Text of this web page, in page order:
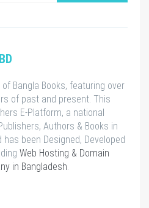
Bangla Books, featuring over
of past and present. This
E-Platform, a national
Authors & Books in
been Designed, Developed
Web Hosting & Domain
in Bangladesh